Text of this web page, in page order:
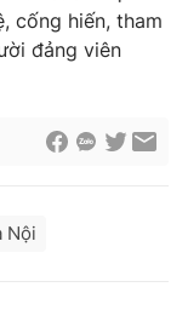
cống hiến, tham
đảng viên
Nội